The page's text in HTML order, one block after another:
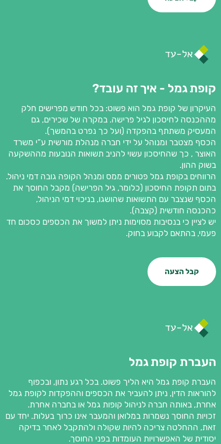
קופת גמל - איך זה עובד?
העיקרון של קופת גמל הוא פשוט: בכל חודש מפרישים חלק
מההכנסה לחיסכון לגיל פרישה. במקרה של שכירים, גם
המעסיק משתתף בהפקדה (ועל כך נפרט בהמשך).
הכסף מצטבר ומנוהל על ידי חברה מנהלת מורשית ע”י משרד
האוצר , כך שהחיסכון עשוי להניב תשואות הנובעות מההשקעה
בשוק ההון.
הרווחים בקופת גמל פטורים ממס ומנהל הקופה גובה דמי ניהול.
בתום תקופת החיסכון (כלומר, גיל הפרישה) מקבל החוסך את
הכסף שנצבר עם התשואות שהושגו, בניכוי דמי הניהול,
כהכנסה חודשית (קצבה).
יש לציין כי בנסיבות מסוימות ניתן למשוך את הכספים כסכום חד
פעמי, בהתאם לקבוע בחוק.
קבל הצעה
העברת קופת גמל
העברת קופת גמל היא הליך פשוט. בכל רגע נתון, ובכפוף
להוראות הדין, ניתן להעביר את הכספים וההפקדות לקופת גמל
אחרת, באותה חברה לניהול קופות גמל או בחברה אחרת.
זכויות החוסך נשמרות במלואן והמעבר אינו כרוך בעלות. יחד עם
זאת, ההחלטה צריכה להיות שקולה ולהתקבל לאחר בדיקה
יסודית של האפשרויות העומדות בפני החוסך.